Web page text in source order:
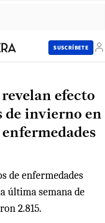
SUSCRÍBETE
efecto
de invierno en
de enfermedades
última semana de
2.815.